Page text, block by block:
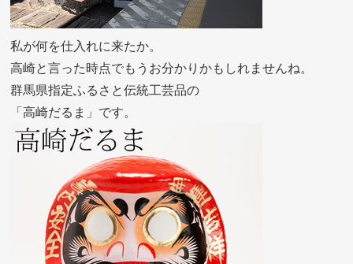
私が何を仕入れに来たか。
高崎と言った時点でもうお分かりかもしれませんね。
群馬県指定ふるさと伝統工芸品の
「高崎だるま」です。